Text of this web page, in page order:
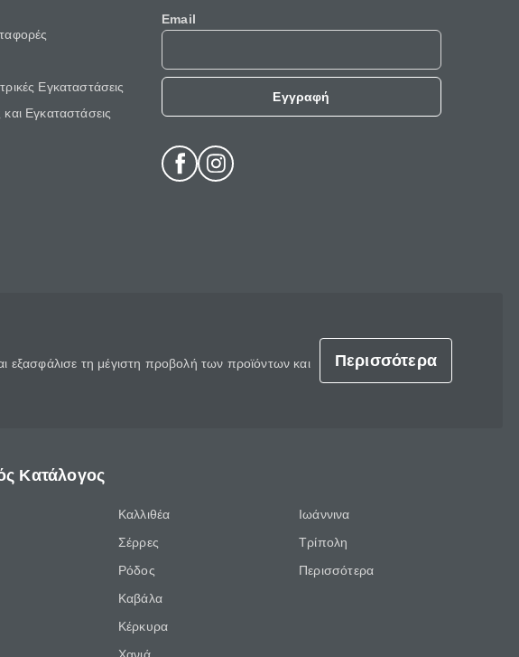
Εγκαταστάσεις
Εγκαταστάσεις
Email
Εγγραφή
εξασφάλισε τη μέγιστη προβολή των προϊόντων και
Περισσότερα
Κατάλογος
Καλλιθέα
Σέρρες
Ρόδος
Καβάλα
Κέρκυρα
Ιωάννινα
Τρίπολη
Περισσότερα